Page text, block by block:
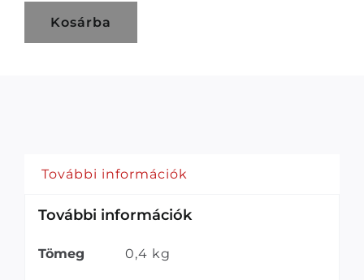
Kosárba
További információk
További információk
Tömeg 0,4 kg